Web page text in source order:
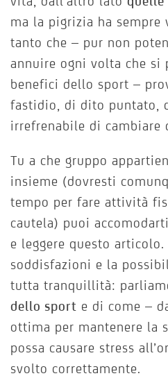
ma la pigrizia ha sempre
tanto che – pur non
annuire ogni volta che si
benefici dello sport –
fastidio, di dito puntato,
irrefrenabile di cambiare
Tu a che gruppo
insieme (dovresti
tempo per fare attività
cautela) puoi
e leggere questo
soddisfazioni e la
tutta tranquillità:
dello sport e di come –
ottima per mantenere la
possa causare stress
svolto correttamente.